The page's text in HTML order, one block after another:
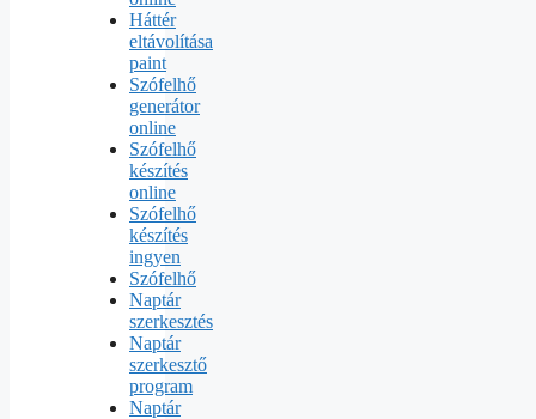
Háttér
eltávolítása
paint
Szófelhő
generátor
online
Szófelhő
készítés
online
Szófelhő
készítés
ingyen
Szófelhő
Naptár
szerkesztés
Naptár
szerkesztő
program
Naptár